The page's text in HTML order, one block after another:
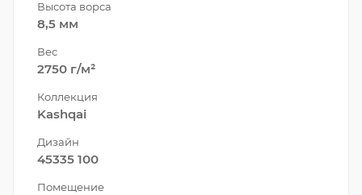
Высота ворса
8,5 мм
Вес
2750 г/м²
Коллекция
Kashqai
Дизайн
45335 100
Помещение